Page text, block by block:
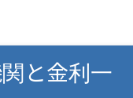
と金利一